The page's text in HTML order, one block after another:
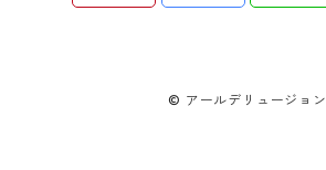
© アールデリュージョン